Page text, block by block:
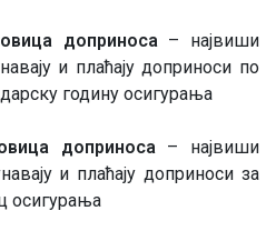
доприноса – највиши
и плаћају доприноси по
годину осигурања
доприноса – највиши
и плаћају доприноси за
осигурања